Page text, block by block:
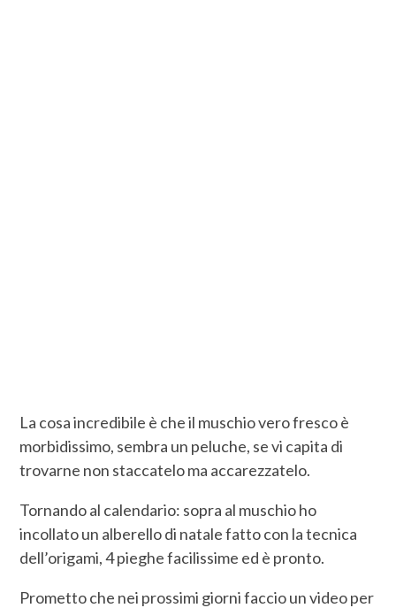
La cosa incredibile è che il muschio vero fresco è
morbidissimo, sembra un peluche, se vi capita di
trovarne non staccatelo ma accarezzatelo.
Tornando al calendario: sopra al muschio ho
incollato un alberello di natale fatto con la tecnica
dell’origami, 4 pieghe facilissime ed è pronto.
Prometto che nei prossimi giorni faccio un video per